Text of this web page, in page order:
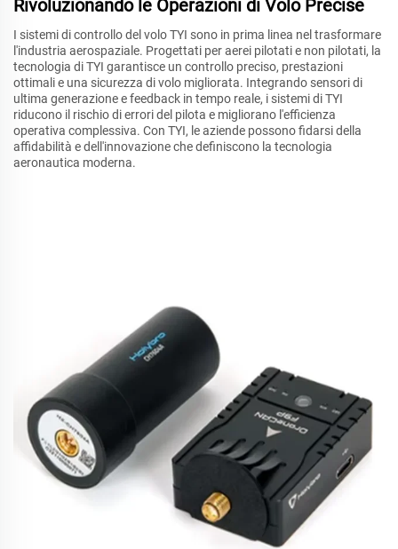
Rivoluzionando le Operazioni di Volo Precise
I sistemi di controllo del volo TYI sono in prima linea nel trasformare
l'industria aerospaziale. Progettati per aerei pilotati e non pilotati, la
tecnologia di TYI garantisce un controllo preciso, prestazioni
ottimali e una sicurezza di volo migliorata. Integrando sensori di
ultima generazione e feedback in tempo reale, i sistemi di TYI
riducono il rischio di errori del pilota e migliorano l'efficienza
operativa complessiva. Con TYI, le aziende possono fidarsi della
affidabilità e dell'innovazione che definiscono la tecnologia
aeronautica moderna.